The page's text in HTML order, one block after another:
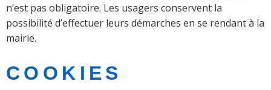
n’est pas obligatoire. Les usagers conservent la
possibilité d’effectuer leurs démarches en se rendant à la
mairie.
COOKIES